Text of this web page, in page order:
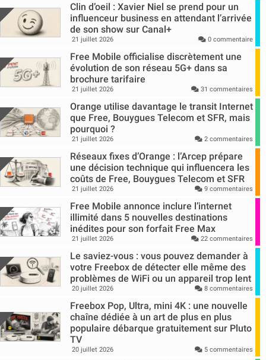
Clin d’oeil : Xavier Niel se prend pour un
influenceur business en attendant l’arrivée
de son show sur Canal+
21 juillet 2026 0 commentaire
Free Mobile officialise discrètement une
évolution de son réseau 5G+ dans sa
brochure tarifaire
21 juillet 2026 31 commentaires
Orange utilise davantage le transit Internet
que Free, Bouygues Telecom et SFR, mais
pourquoi ?
21 juillet 2026 2 commentaires
Réseaux fixes d’Orange : l’Arcep prépare
une décision technique qui influencera les
coûts de Free, Bouygues Telecom et SFR
21 juillet 2026 9 commentaires
Free Mobile annonce inclure l’internet
illimité dans 5 nouvelles destinations
inédites pour son forfait Free Max
21 juillet 2026 22 commentaires
Le saviez-vous : vous pouvez demander à
votre Freebox de détecter elle même des
problèmes de WiFi ou un appareil trop lent
20 juillet 2026 8 commentaires
Freebox Pop, Ultra, mini 4K : une nouvelle
chaîne dédiée à un art de plus en plus
populaire débarque gratuitement sur Pluto
TV
20 juillet 2026 5 commentaires